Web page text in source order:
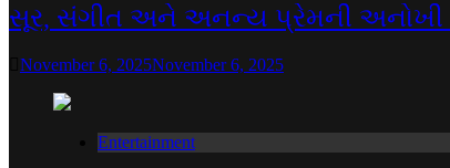
સૂર, સંગીત અને અનન્ય પ્રેમની અનોખી
November 6, 2025November 6, 2025
Entertainment